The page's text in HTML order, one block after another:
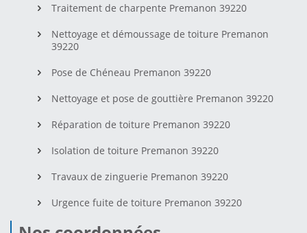
Traitement de charpente Premanon 39220
Nettoyage et démoussage de toiture Premanon
39220
Pose de Chéneau Premanon 39220
Nettoyage et pose de gouttière Premanon 39220
Réparation de toiture Premanon 39220
Isolation de toiture Premanon 39220
Travaux de zinguerie Premanon 39220
Urgence fuite de toiture Premanon 39220